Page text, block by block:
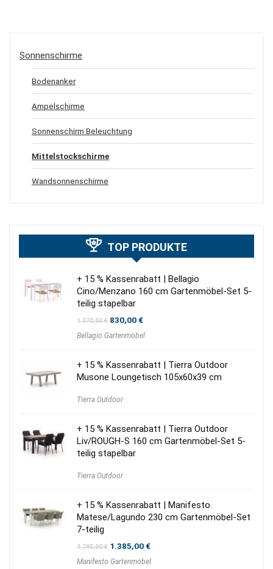
Sonnenschirme
Bodenanker
Ampelschirme
Sonnenschirm Beleuchtung
Mittelstockschirme
Wandsonnenschirme
TOP PRODUKTE
+ 15 % Kassenrabatt | Bellagio
Cino/Menzano 160 cm Gartenmöbel-Set 5-
teilig stapelbar
1.070,00€ Ursprünglicher
war:
830,00€Aktueller
ist:
Bellagio Gartenmöbel
+ 15 % Kassenrabatt | Tierra Outdoor
Musone Loungetisch 105x60x39 cm
Tierra Outdoor
+ 15 % Kassenrabatt | Tierra Outdoor
Liv/ROUGH-S 160 cm Gartenmöbel-Set 5-
teilig stapelbar
Tierra Outdoor
+ 15 % Kassenrabatt | Manifesto
Matese/Lagundo 230 cm Gartenmöbel-Set
7-teilig
1.795,00€ Ursprünglicher
war:
1.385,00€Aktueller
ist:
Manifesto Gartenmöbel